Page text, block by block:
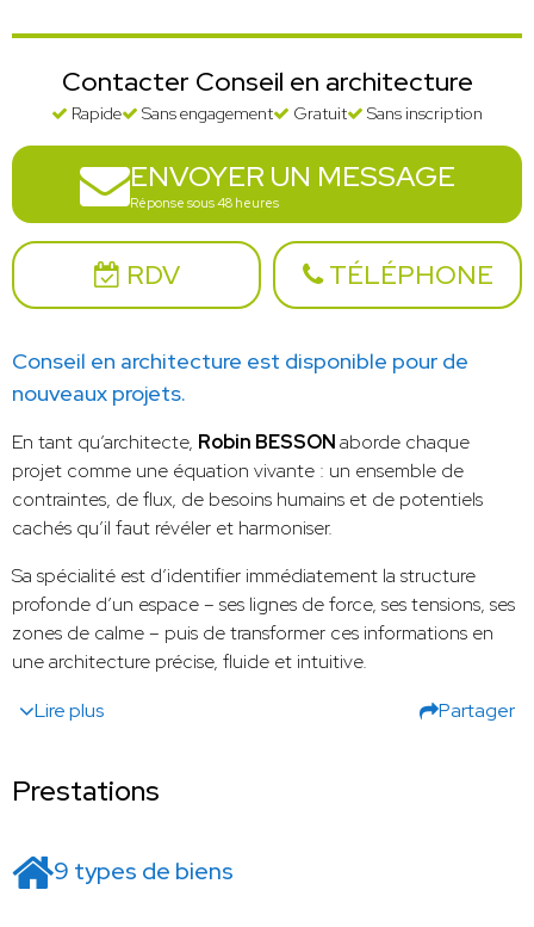
Contacter Conseil en architecture
Rapide Sans engagement Gratuit Sans inscription
ENVOYER UN MESSAGE
Réponse sous 48 heures
RDV TÉLÉPHONE
Conseil en architecture est disponible pour de
nouveaux projets.
En tant qu’architecte, Robin BESSONaborde chaque
projet comme une équation vivante : un ensemble de
contraintes, de flux, de besoins humains et de potentiels
cachés qu’il faut révéler et harmoniser.
Sa spécialité est d’identifier immédiatement la structure
profonde d’un espace – ses lignes de force, ses tensions, ses
zones de calme – puis de transformer ces informations en
une architecture précise, fluide et intuitive.
Lire plus
Partager
Prestations
9 types de biens